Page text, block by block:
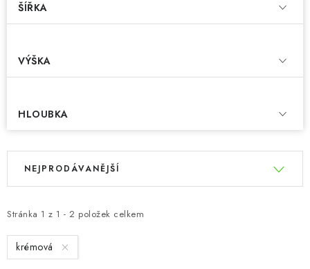
ŠÍŘKA
VÝŠKA
HLOUBKA
V
i
s
p
Stránka 1 z 1 - 2 položek celkem
Ř
e
n
í
NEJPRODÁVANĚJŠÍ
krémová